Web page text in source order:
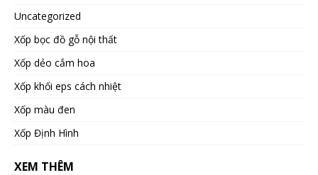
Uncategorized
Xốp bọc đồ gỗ nội thất
Xốp dẻo cắm hoa
Xốp khối eps cách nhiệt
Xốp màu đen
Xốp Định Hình
XEM THÊM